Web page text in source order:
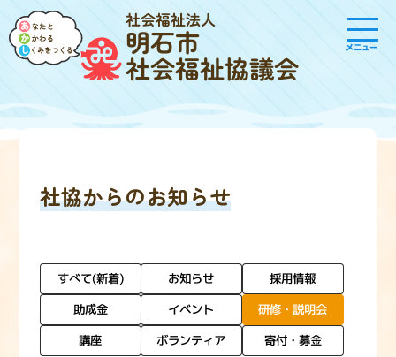
社会福祉法人
明石市
社会福祉協議会
メニュー
社協からのお知らせ
すべて(新着) お知らせ 採用情報
助成金 イベント 研修・説明会
講座 ボランティア 寄付・募金